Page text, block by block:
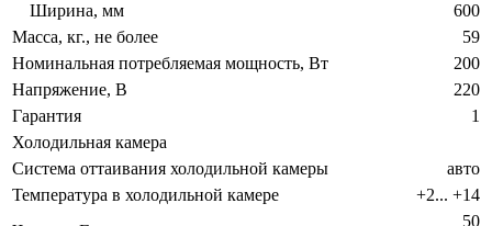
Ширина, мм
600
Масса, кг., не более
59
Номинальная потребляемая мощность, Вт
200
Напряжение, В
220
Гарантия
1
Холодильная камера
Система оттаивания холодильной камеры
авто
Температура в холодильной камере
+2... +14
50